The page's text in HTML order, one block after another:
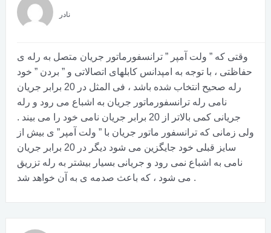
نادر
وقتی که ” ولت آمپر ” ترانسفورماتور جریان متصل به رله ی
حفاظتی ، با توجه به امپدانس کابلهای اتصالاتی و ” بردن ” خود
رله صحیح انتخاب شده باشد ، فی المثل در 20 برابر جریان
نامی رله ترانسفورماتور جریان به اشباع می رود و رله
جریانی کمی بالاتر از 20 برابر جریان نامی خود را می بیند .
ولی زمانی که ترانسفور ماتور جریان با ” ولت آمپر” ی بیش از
سایز قبلی خود جایگزین می شود دیگر در 20 برابر جریان
نامی به اشباع نمی رود و جریانی بسیار بیشتر به رله تزریق
می شود ، که باعث صدمه ی به آن خواهد شد .